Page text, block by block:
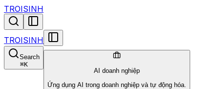
TROISINH
TROISINH
Search
⌘K
AI doanh nghiệp
Ứng dụng AI trong doanh nghiệp và tự động hóa.